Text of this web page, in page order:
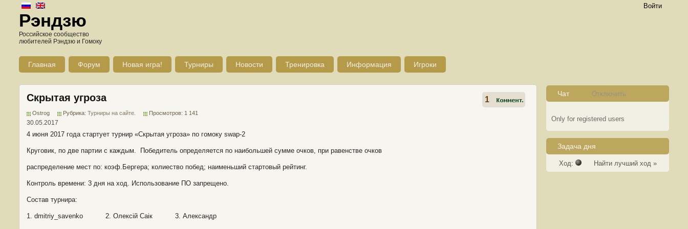
Войти
Рэндзю
Российское сообщество
любителей Рэндзю и Гомоку
Главная Форум Новая игра! Турниры Новости Тренировка Информация Игроки
Скрытая угроза
Ostrog Рубрика: Турниры на сайте Просмотров: 1 141
30.05.2017
1
4 июня 2017 года стартует турнир «Скрытая угроза» по гомоку swap-2
Круговик, по две партии с каждым. Победитель определяется по наибольшей сумме очков, при равенстве очков
распределение мест по: коэф.Бергера; колиество побед; наименьший стартовый рейтинг.
Контроль времени: 3 дня на ход. Использование ПО запрещено.
Состав турнира:
1. dmitriy_savenko 2. Олексiй Саiк 3. Александр
Чат Отключить
Only for registered users
Задача дня
Ход: Найти лучший ход »